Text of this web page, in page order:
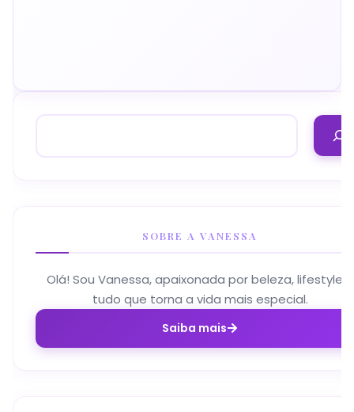
SOBRE A VANESSA
Olá! Sou Vanessa, apaixonada por beleza, lifestyle e
tudo que torna a vida mais especial.
Saiba mais